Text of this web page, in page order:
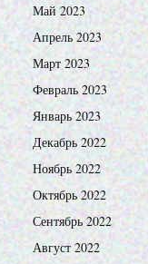
Май 2023
Апрель 2023
Март 2023
Февраль 2023
Январь 2023
Декабрь 2022
Ноябрь 2022
Октябрь 2022
Сентябрь 2022
Август 2022